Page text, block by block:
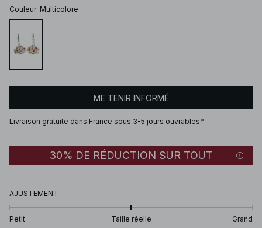
Couleur: Multicolore
ME TENIR INFORMÉ
Livraison gratuite dans France sous 3-5 jours ouvrables*
30% DE RÉDUCTION SUR TOUT
AJUSTEMENT
Petit Taille réelle Grand